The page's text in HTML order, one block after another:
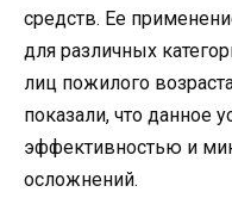
средств. Ее
для различных
лиц пожилого
показали, что данное
эффективностью и
осложнений.